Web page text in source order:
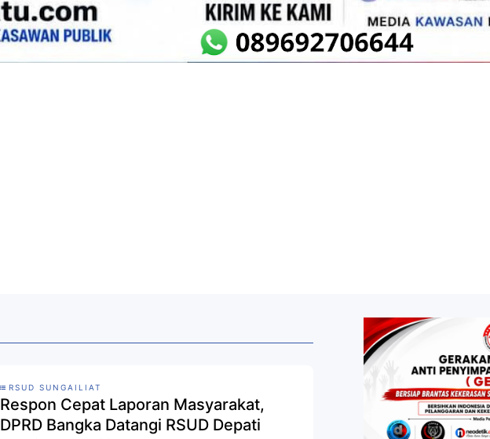
RSUD SUNGAILIAT
Respon Cepat Laporan Masyarakat,
DPRD Bangka Datangi RSUD Depati